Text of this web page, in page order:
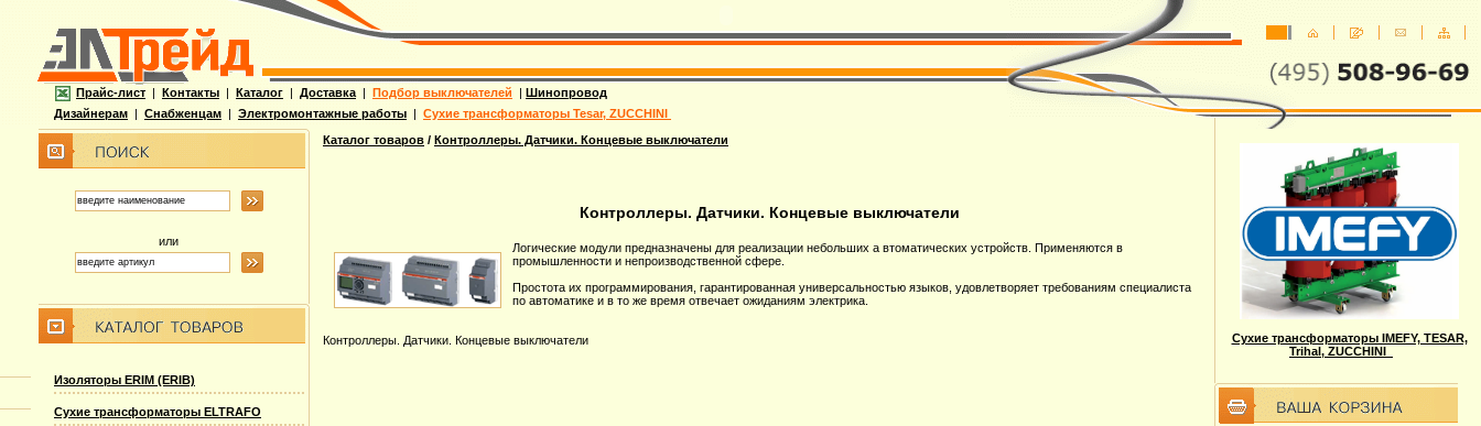
Прайс-лист | Контакты | Каталог | Доставка | Подбор выключателей | Шинопровод
Дизайнерам | Снабженцам | Электромонтажные работы | Сухие трансформаторы Tesar, ZUCCHINI
или
Изоляторы ERIM (ERIB)
Сухие трансформаторы ELTRAFO
Сухие трансформаторы IMEFY, TESAR,
Trihal, ZUCCHINI
Каталог товаров / Контроллеры. Датчики. Концевые выключатели
Контроллеры. Датчики. Концевые выключатели
Логические модули предназначены для реализации небольших а втоматических устройств. Применяются в
промышленности и непроизводственной сфере.
Простота их программирования, гарантированная универсальностью языков, удовлетворяет требованиям специалиста
по автоматике и в то же время отвечает ожиданиям электрика.
Контроллеры. Датчики. Концевые выключатели